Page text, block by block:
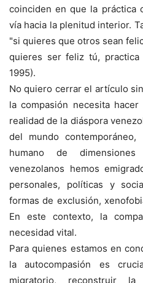
coinciden en que la práctica
vía hacia la plenitud interior.
"si quieres que otros sean
quieres ser feliz tú, practica
1995).
No quiero cerrar el artículo
la compasión necesita
realidad de la diáspora
del mundo
humano de
venezolanos hemos
personales, políticas y
formas de exclusión,
En este contexto, la
necesidad vital.
Para quienes estamos en
la autocompasión es
migratorio, reconstruir